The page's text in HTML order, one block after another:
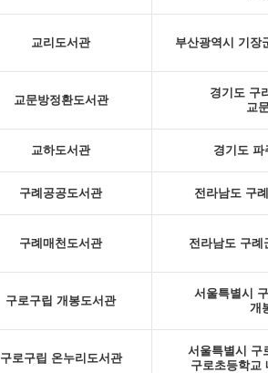
교리도서관 부산광역시 기장
교문방정환도서관
경기도 구
교
교하도서관 경기도 파
구례공공도서관 전라남도 구
구례매천도서관 전라남도 구례
구로구립 개봉도서관
서울특별시
개
구로구립 온누리도서관
서울특별시 구
구로초등학교